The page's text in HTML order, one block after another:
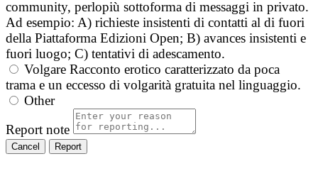
community, perlopiù sottoforma di messaggi in privato.
Ad esempio: A) richieste insistenti di contatti al di fuori
della Piattaforma Edizioni Open; B) avances insistenti e
fuori luogo; C) tentativi di adescamento.
Volgare Racconto erotico caratterizzato da poca
trama e un eccesso di volgarità gratuita nel linguaggio.
Other
Report note
Report